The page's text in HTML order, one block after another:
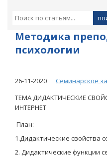
Методика
психологии
26-11-2020
Семинарское
ТЕМА ДИДАКТИЧЕСКИЕ
ИНТЕРНЕТ
План:
1.Дидактические свойства
2. Дидактические функции